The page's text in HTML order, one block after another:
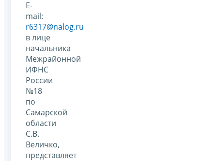
E-
mail:
r6317@nalog.ru
в лице
начальника
Межрайонной
ИФНС
России
№18
по
Самарской
области
С.В.
Величко,
представляет